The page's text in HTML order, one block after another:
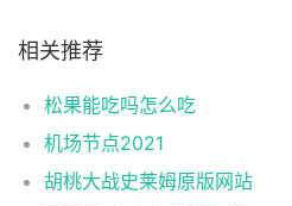
相关推荐
松果能吃吗怎么吃
机场节点2021
胡桃大战史莱姆原版网站